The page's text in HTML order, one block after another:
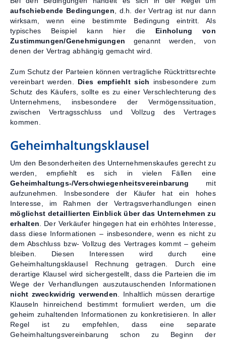
aufschiebende Bedingungen , d.h. der Vertrag ist nur dann
wirksam, wenn eine bestimmte Bedingung eintritt. Als
typisches Beispiel kann hier die Einholung von
Zustimmungen/Genehmigungen genannt werden, von
denen der Vertrag abhängig gemacht wird.
Zum Schutz der Parteien können vertragliche Rücktrittsrechte
vereinbart werden. Dies empfiehlt sich insbesondere zum
Schutz des Käufers, sollte es zu einer Verschlechterung des
Unternehmens, insbesondere der Vermögenssituation,
zwischen Vertragsschluss und Vollzug des Vertrages
kommen.
Geheimhaltungsklausel
Um den Besonderheiten des Unternehmenskaufes gerecht zu
werden, empfiehlt es sich in vielen Fällen eine
Geheimhaltungs-/Verschwiegenheitsvereinbarung
mit
aufzunehmen. Insbesondere der Käufer hat ein hohes
Interesse, im Rahmen der Vertragsverhandlungen einen
möglichst detaillierten Einblick über das Unternehmen zu
erhalten . Der Verkäufer hingegen hat ein erhöhtes Interesse,
dass diese Informationen – insbesondere, wenn es nicht zu
dem Abschluss bzw- Vollzug des Vertrages kommt – geheim
bleiben. Diesen Interessen wird durch eine
Geheimhaltungsklausel Rechnung getragen. Durch eine
derartige Klausel wird sichergestellt, dass die Parteien die im
Wege der Verhandlungen auszutauschenden Informationen
nicht zweckwidrig verwenden . Inhaltlich müssen derartige
Klauseln hinreichend bestimmt formuliert werden, um die
geheim zuhaltenden Informationen zu konkretisieren. In aller
Regel ist zu empfehlen, dass eine separate
Geheimhaltungsvereinbarung schon zu Beginn der